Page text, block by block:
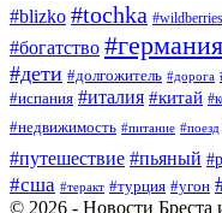
#blizko #tochka #wildberries
#богатство #германия
#дети #долгожитель #дорога
#испания #италия #китай
#недвижимость #питание #поезд
#путешествие #пьяный
#сша #теракт #турция #угон
© 2026 - Новости Бреста